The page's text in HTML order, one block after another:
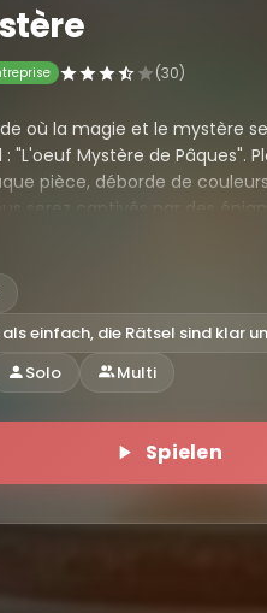
(30)
où la magie et le mystère
"L'oeuf Mystère de Pâques".
pièce, déborde de
serez captivés par des
einfach, die Rätsel sind klar
Solo Multi
Spielen